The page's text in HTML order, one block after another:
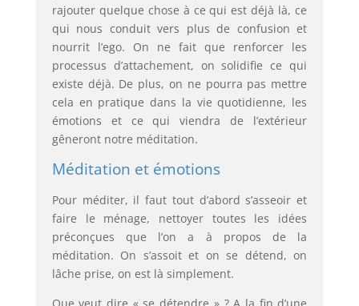
rajouter quelque chose à ce qui est déjà là, ce
qui nous conduit vers plus de confusion et
nourrit l’ego. On ne fait que renforcer les
processus d’attachement, on solidifie ce qui
existe déjà. De plus, on ne pourra pas mettre
cela en pratique dans la vie quotidienne, les
émotions et ce qui viendra de l’extérieur
gêneront notre méditation.
Méditation et émotions
Pour méditer, il faut tout d’abord s’asseoir et
faire le ménage, nettoyer toutes les idées
préconçues que l’on a à propos de la
méditation. On s’assoit et on se détend, on
lâche prise, on est là simplement.